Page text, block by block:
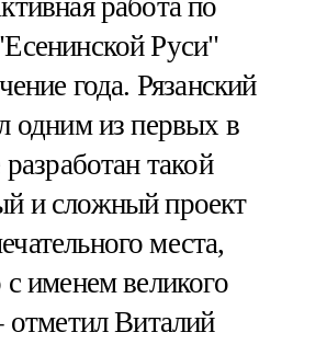
работа по
Руси"
года. Рязанский
одним из первых в
разработан такой
и сложный проект
места,
с именем великого
отметил Виталий